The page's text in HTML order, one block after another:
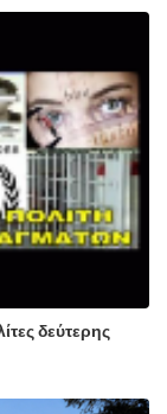
δεύτερης